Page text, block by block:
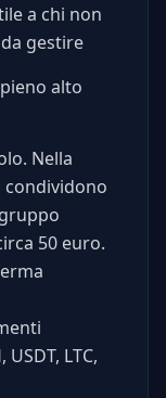
a chi non
gestire
alto
Nella
condividono
50 euro.
LTC,